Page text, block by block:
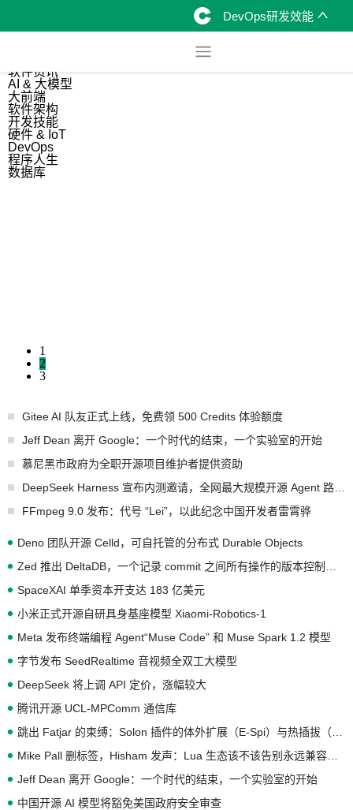
DevOps研发效能
软件资讯
AI & 大模型
大前端
软件架构
开发技能
硬件 & IoT
DevOps
程序人生
数据库
1
2
3
Gitee AI 队友正式上线，免费领 500 Credits 体验额度
Jeff Dean 离开 Google：一个时代的结束，一个实验室的开始
慕尼黑市政府为全职开源项目维护者提供资助
FFmpeg 9.0 发布：代号 “Lei”，以此纪念中国开发者雷霄骅
Deno 团队开源 Celld，可自托管的分布式 Durable Objects
SpaceXAI 单季资本开支达 183 亿美元
小米正式开源自研具身基座模型 Xiaomi-Robotics-1
Meta 发布终端编程 Agent“Muse Code” 和 Muse Spark 1.2 模型
字节发布 SeedRealtime 音视频全双工大模型
DeepSeek 将上调 API 定价，涨幅较大
腾讯开源 UCL-MPComm 通信库
Jeff Dean 离开 Google：一个时代的结束，一个实验室的开始
中国开源 AI 模型将豁免美国政府安全审查